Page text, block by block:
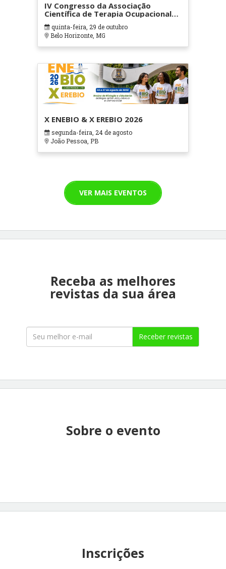
IV Congresso da Associação
Científica de Terapia Ocupacional
em Contextos Hospitalares e
Cuidados Paliativos - ATOHOSP
quinta-feira, 29 de outubro
Belo Horizonte, MG
X ENEBIO & X EREBIO 2026
segunda-feira, 24 de agosto
João Pessoa, PB
VER MAIS EVENTOS
Receba as melhores
revistas da sua área
Receber revistas
Sobre o evento
Inscrições